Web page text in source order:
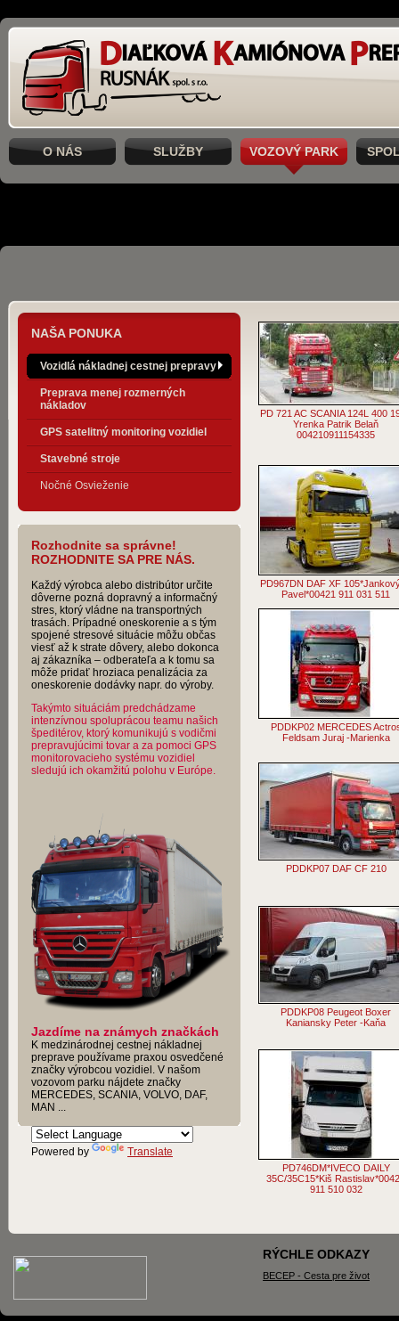
O NÁS SLUŽBY VOZOVÝ PARK
NAŠA PONUKA
Vozidlá nákladnej cestnej prepravy
Preprava menej rozmerných
nákladov
GPS satelitný monitoring vozidiel
Stavebné stroje
Nočné Osvieženie
Rozhodnite sa správne!
ROZHODNITE SA PRE NÁS.
Každý výrobca alebo distribútor určite
dôverne pozná dopravný a informačný
stres, ktorý vládne na transportných
trasách. Prípadné oneskorenie a s tým
spojené stresové situácie môžu občas
viesť až k strate dôvery, alebo dokonca
aj zákazníka – odberateľa a k tomu sa
môže pridať hroziaca penalizácia za
oneskorenie dodávky napr. do výroby.
Takýmto situáciám predchádzame
intenzívnou spoluprácou teamu našich
špeditérov, ktorý komunikujú s vodičmi
prepravujúcimi tovar a za pomoci GPS
monitorovacieho systému vozidiel
sledujú ich okamžitú polohu v Európe.
Jazdíme na známych značkách
K medzinárodnej cestnej nákladnej
preprave používame praxou osvedčené
značky výrobcou vozidiel. V našom
vozovom parku nájdete značky
MERCEDES, SCANIA, VOLVO, DAF,
MAN ...
Powered by Translate
PD 721 AC SCANIA 124L 400
Yrenka Patrik Belaň
004210911154335
PD967DN DAF XF
Pavel*00421 911 031 511
PDDKP02 MERCEDES
Feldsam Juraj -Marienka
PDDKP07 DAF CF 210
PDDKP08 Peugeot Boxer
Kaniansky Peter -Kaňa
PD746DM*IVECO DAILY
35C/35C15*Kiš
911 510 032
RÝCHLE ODKAZY
BECEP - Cesta pre život